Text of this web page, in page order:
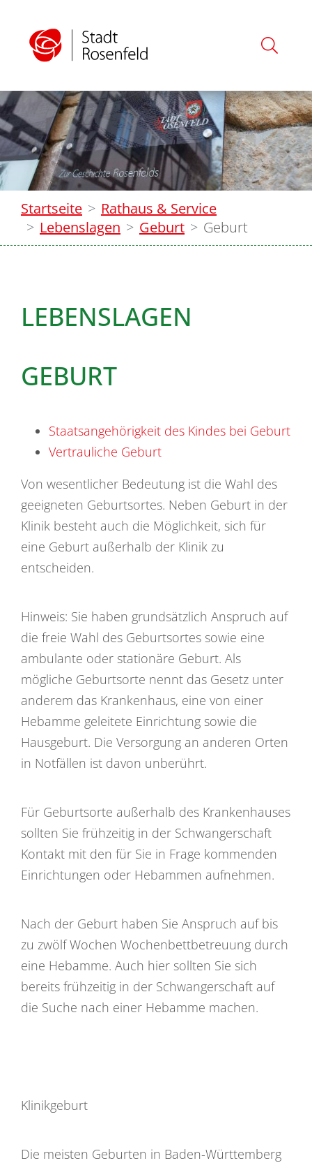
Startseite
Rathaus & Service
Lebenslagen
Geburt Geburt
LEBENSLAGEN
GEBURT
Staatsangehörigkeit des Kindes bei Geburt
Vertrauliche Geburt
Von wesentlicher Bedeutung ist die Wahl des
geeigneten Geburtsortes. Neben Geburt in der
Klinik besteht auch die Möglichkeit, sich für
eine Geburt außerhalb der Klinik zu
entscheiden.
Hinweis: Sie haben grundsätzlich Anspruch auf
die freie Wahl des Geburtsortes sowie eine
ambulante oder stationäre Geburt. Als
mögliche Geburtsorte nennt das Gesetz unter
anderem das Krankenhaus, eine von einer
Hebamme geleitete Einrichtung sowie die
Hausgeburt. Die Versorgung an anderen Orten
in Notfällen ist davon unberührt.
Für Geburtsorte außerhalb des Krankenhauses
sollten Sie frühzeitig in der Schwangerschaft
Kontakt mit den für Sie in Frage kommenden
Einrichtungen oder Hebammen aufnehmen.
Nach der Geburt haben Sie Anspruch auf bis
zu zwölf Wochen Wochenbettbetreuung durch
eine Hebamme. Auch hier sollten Sie sich
bereits frühzeitig in der Schwangerschaft auf
die Suche nach einer Hebamme machen.
Klinikgeburt
Die meisten Geburten in Baden-Württemberg